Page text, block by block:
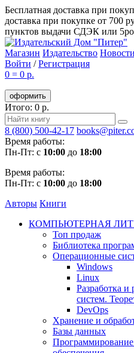
Бесплатная доставка при
доставка при покупке от 700
пунктов выдачи СДЭК или
Магазин Издательство Новости
Войти /Регистрация
0 = 0 р.
оформить
Итого: 0 р.
8 (800) 500-42-17
Время работы:
Пн-Пт: с 10:00 до 18:00
Время работы:
Пн-Пт: с 10:00 до 18:00
Авторы Книги
КОМПЬЮТЕРНАЯ
Топ продаж
Библиотека
Операционные
Windows
Linux
Разработка
систем.
DevOps
Хранение и
Базы данных